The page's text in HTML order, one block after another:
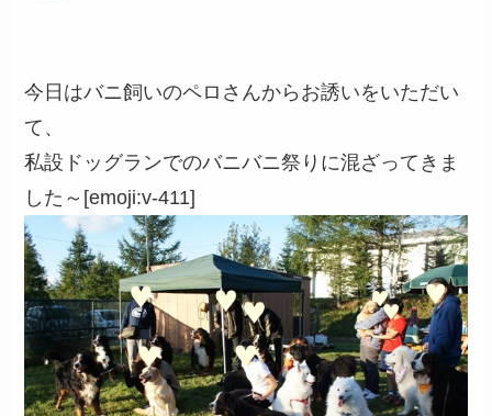
今日はバニ飼いのペロさんからお誘いをいただい
て、
私設ドッグランでのバニバニ祭りに混ざってきま
した～[emoji:v-411]